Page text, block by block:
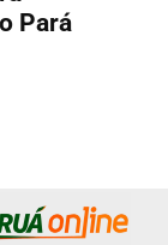
Pará